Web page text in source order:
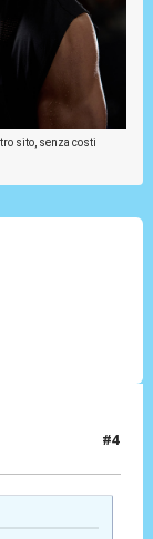
sito, senza costi
#4